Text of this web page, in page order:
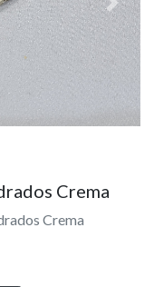
Next
Crema
Crema